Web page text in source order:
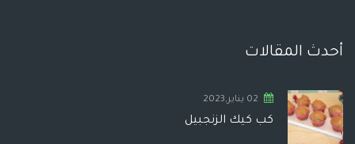
أحدث المقالات
02 يناير,2023
كب كيك الزنجبيل